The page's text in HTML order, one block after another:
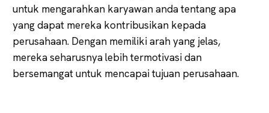
untuk mengarahkan karyawan anda tentang apa
yang dapat mereka kontribusikan kepada
perusahaan. Dengan memiliki arah yang jelas,
mereka seharusnya lebih termotivasi dan
bersemangat untuk mencapai tujuan perusahaan.